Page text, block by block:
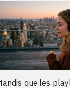
tandis que les